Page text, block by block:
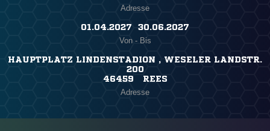
Adresse
01.04.2027 ​ 30.06.2027
Von - Bis
HAUPTPLATZ LINDENSTADION , WESELER LANDSTR.
200
46459 REES
Adresse